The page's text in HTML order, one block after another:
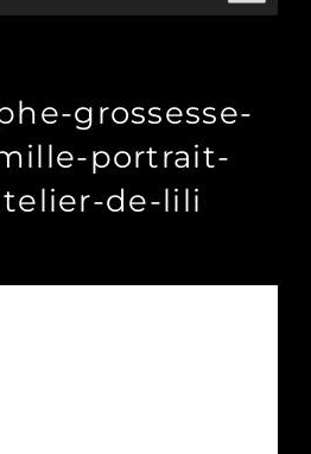
grossesse-
portrait-
de-lili